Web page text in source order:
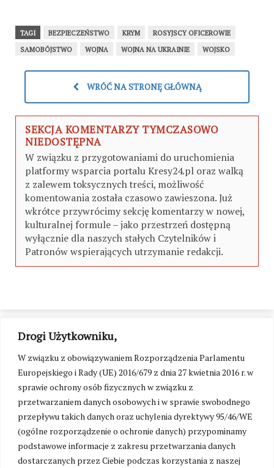
Drogi Użytkowniku,
W związku z obowiązywaniem Rozporządzenia Parlamentu
Europejskiego i Rady (UE) 2016/679 z dnia 27 kwietnia 2016 r. w
sprawie ochrony osób fizycznych w związku z
przetwarzaniem danych osobowych i w sprawie swobodnego
przepływu takich danych oraz uchylenia dyrektywy 95/46/WE
(ogólne rozporządzenie o ochronie danych) przypominamy
podstawowe informacje z zakresu przetwarzania danych
dostarczanych przez Ciebie podczas korzystania z naszej
TAGI BEZPIECZEŃSTWO KRYM
ROSYJSCY OFICEROWIE
SAMOBÓJSTWO
WOJNA WOJNA NA UKRAINIE WOJSKO
WRÓĆ NA STRONĘ GŁÓWNĄ
SEKCJA KOMENTARZY TYMCZASOWO
NIEDOSTĘPNA
W związku z przygotowaniami do uruchomienia
platformy wsparcia portalu Kresy24.pl oraz walką
z zalewem toksycznych treści, możliwość
komentowania została czasowo zawieszona. Już
wkrótce przywrócimy sekcję komentarzy w nowej,
kulturalnej formule – jako przestrzeń dostępną
wyłącznie dla naszych stałych Czytelników i
Patronów wspierających utrzymanie redakcji.